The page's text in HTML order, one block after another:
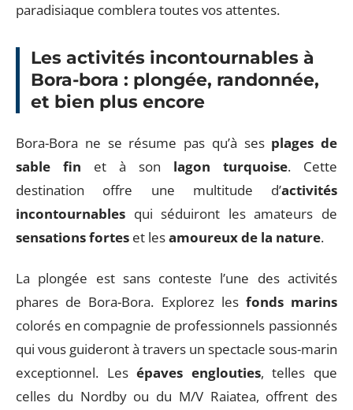
paradisiaque comblera toutes vos attentes.
Les activités incontournables à
Bora-bora : plongée, randonnée,
et bien plus encore
Bora-Bora ne se résume pas qu’à ses plages de
sable fin et à son lagon turquoise. Cette
destination offre une multitude d’activités
incontournables qui séduiront les amateurs de
sensations fortes et lesamoureux de la nature.
La plongée est sans conteste l’une des activités
phares de Bora-Bora. Explorez les fonds marins
colorés en compagnie de professionnels passionnés
qui vous guideront à travers un spectacle sous-marin
exceptionnel. Lesépaves englouties, telles que
celles du Nordby ou du M/V Raiatea, offrent des